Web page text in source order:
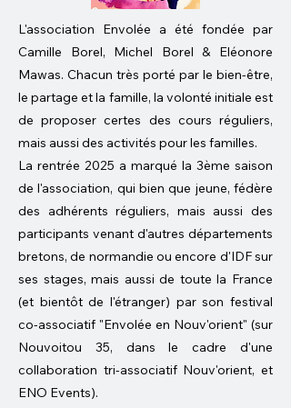
L'association Envolée a été fondée par
Camille Borel, Michel Borel & Eléonore
Mawas. Chacun très porté par le bien-être,
le partage et la famille, la volonté initiale est
de proposer certes des cours réguliers,
mais aussi des activités pour les familles.
La rentrée 2025 a marqué la 3ème saison
de l'association, qui bien que jeune, fédère
des adhérents réguliers, mais aussi des
participants venant d'autres départements
bretons, de normandie ou encore d'IDF sur
ses stages, mais aussi de toute la France
(et bientôt de l'étranger) par son festival
co-associatif "Envolée en Nouv'orient" (sur
Nouvoitou 35, dans le cadre d'une
collaboration tri-associatif Nouv'orient, et
ENO Events).